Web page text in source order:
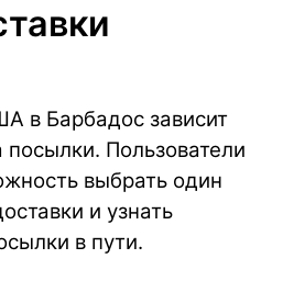
в Барбадос зависит
посылки. Пользователи
выбрать один
и узнать
в пути.